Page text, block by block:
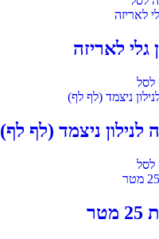
גלי לאריזה
לסל
לנילון ניצמד (לף לף)
לסל